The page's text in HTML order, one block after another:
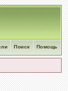
Помощь
Поиск